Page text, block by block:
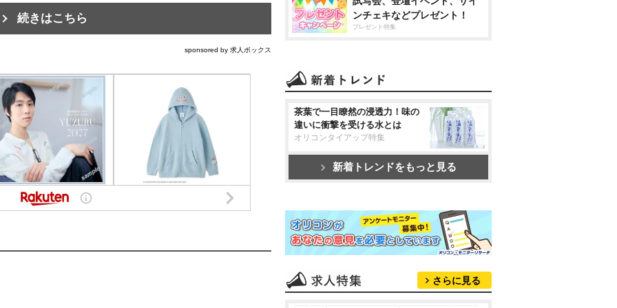
続きはこちら
sponsored by 求人ボックス
ンチェキなどプレゼント！
プレゼント特集
茶葉で一目瞭然の浸透力！味の
違いに衝撃を受ける水とは
オリコンタイアップ特集
新着トレンドをもっと見る
さらに見る